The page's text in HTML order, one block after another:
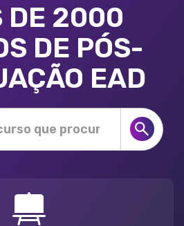
DE 2000
DE PÓS-
EAD